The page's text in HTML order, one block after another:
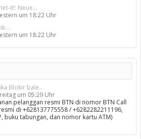
it!: Neue...
um 18:22 Uhr
um 18:22 Uhr
Blokir bale...
um 05:29 Uhr
pelanggan resmi BTN di nomor BTN Call
di +628137775558 / +6282282211196,
buku tabungan, dan nomor kartu ATM)